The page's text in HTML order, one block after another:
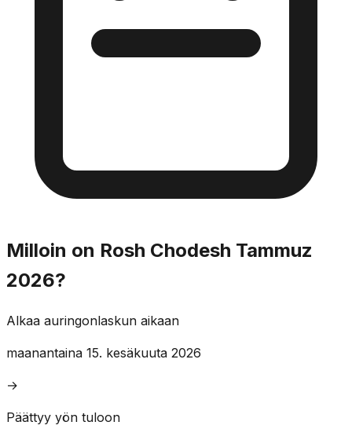
Milloin on Rosh Chodesh Tammuz
2026?
Alkaa auringonlaskun aikaan
maanantaina 15. kesäkuuta 2026
→
Päättyy yön tuloon